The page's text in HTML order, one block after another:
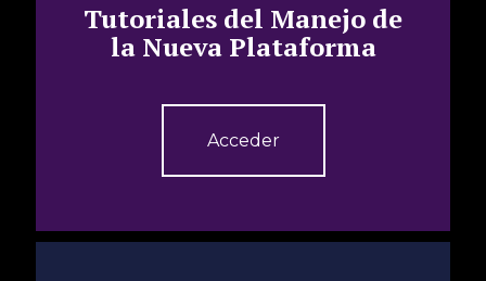
Tutoriales del Manejo de
la Nueva Plataforma
Acceder